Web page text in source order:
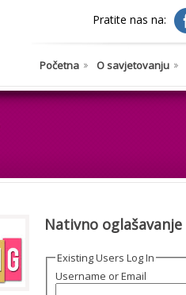
Pratite nas na:
Početna O savjetovanju
Nativno oglašavanje
Existing Users Log In
Username or Email